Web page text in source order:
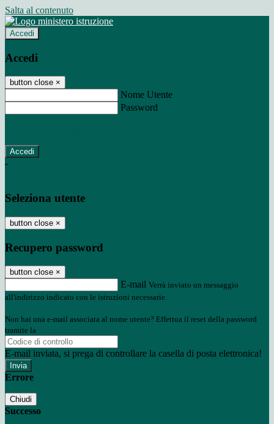
Salta al contenuto
Accedi
Accedi
button close ×
Nome Utente
Password
-
Seleziona utente
button close ×
Recupero password
button close ×
E-mail Verrà inviato un messaggio
all'indirizzo indicato con le istruzioni necessarie.
Non hai una e-mail associata al nome utente? Effettua il reset della password
tramite la
E-mail inviata, si prega di controllare la casella di posta elettronica!
Errore
Chiudi
Successo